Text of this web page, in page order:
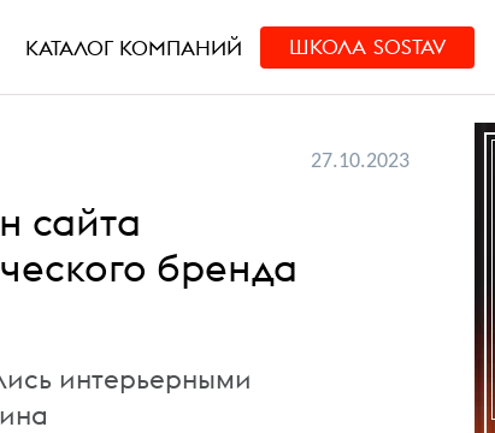
КАТАЛОГ КОМПАНИЙ ШКОЛА SOSTAV
27.10.2023
сайта
бренда
интерьерными